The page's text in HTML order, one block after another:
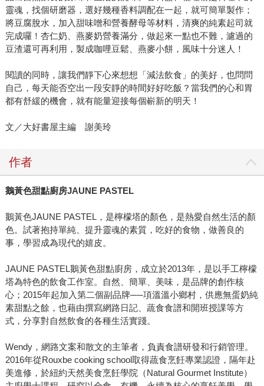
靈魂，找個研磨器，選好幾種香料調配在一起，就可簡單製作；
將豆腐脫水，加入甜味噌和營養酵母等材料，清爽的純素起司就
完成囉！杏仁奶、燕麥奶營養滿分，做起來一點也不難，濾過的
豆渣還可再利用，製成咖哩豆鬆、燕麥小餅，風味十分迷人！
閱讀的同時，讓我們靜下心來想想「減法飲食」的美好，也問問
自己，每天能否空出一段安靜的時間好好吃飯？當我們的心和胃
都有舒緩的機會，就有能量迎接每個嶄新的明天！
文／大好書屋主編 謝美玲
作者
鵝黃色甜點廚房JAUNE PASTEL
鵝黃色JAUNE PASTEL，是檸檬塔的顏色，是熱愛自然生活的顏
色。試著抱持單純、提升靈魂的素質，吃好的食物，做善良的
事，學習成為現代的嬉皮。
JAUNE PASTEL鵝黃色甜點廚房，成立於2013年，是以手工檸檬
塔為特色的飲食工作室。自然、簡單、美味，是品牌的創作核
心；2015年起加入第二個副品牌──項溫溫小鄉村，供應無蛋奶純
素甜點之餘，也藉由撰寫網路日記、蔬食食譜和開班授課等方
式，分享對自然飲食的各種生活實踐。
Wendy，網路文案和散文的主筆者，負責食譜研發和行銷管理。
2016年從Rouxbe cooking school取得蔬食烹飪專業認證，隔年赴
美進修，於紐約天然美食烹飪學院（Natural Gourmet Institute）